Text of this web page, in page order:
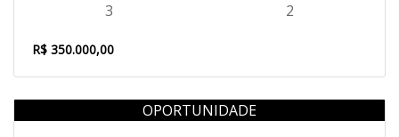
3 2
R$ 350.000,00
Venda
OPORTUNIDADE